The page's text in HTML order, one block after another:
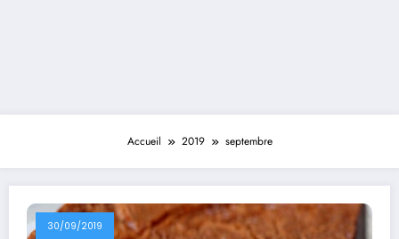
Accueil 2019 septembre
30/09/2019